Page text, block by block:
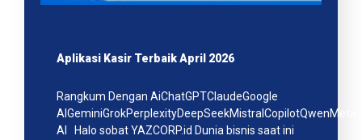
Aplikasi Kasir Terbaik April 2026
Rangkum Dengan AiChatGPTClaudeGoogle
AIGeminiGrokPerplexityDeepSeekMistralCopilotQwenMeta
AI Halo sobat YAZCORP.id Dunia bisnis saat ini